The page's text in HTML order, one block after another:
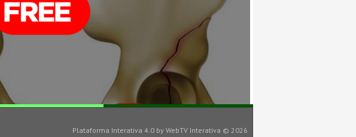
Plataforma Interativa 4.0 by WebTV Interativa © 2026